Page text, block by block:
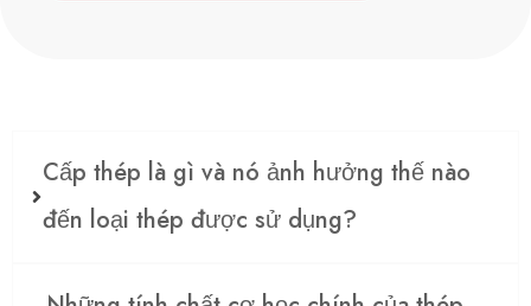
Cấp thép là gì và nó ảnh hưởng thế nào
đến loại thép được sử dụng?